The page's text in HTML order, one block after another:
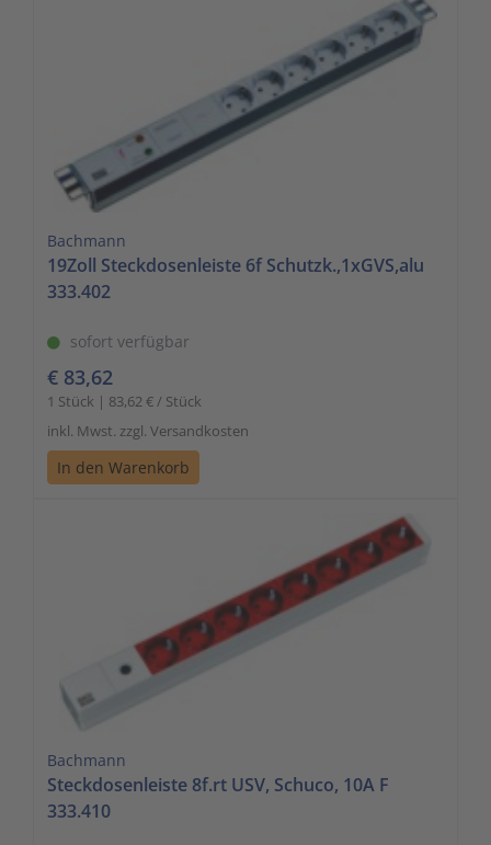
Bachmann
19Zoll Steckdosenleiste 6f Schutzk.,1xGVS,alu
333.402
sofort verfügbar
€ 83,62
1 Stück | 83,62 € / Stück
inkl. Mwst. zzgl. Versandkosten
In den Warenkorb
Bachmann
Steckdosenleiste 8f.rt USV, Schuco, 10A F
333.410